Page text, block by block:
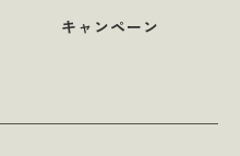
キャンペーン